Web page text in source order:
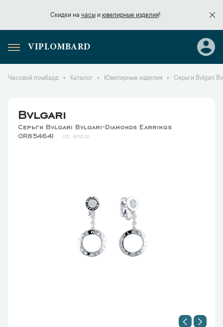
Скидки на часыи ювелирные изделия!
Скидки начасы
VIPLOMBARD
Часовой ломбард Каталог Ювелирные изделия Серьги Bvlgari
Bvlgari
Серьги Bvlgari Bvlgari-Diamonds Earrings
OR854641
4083